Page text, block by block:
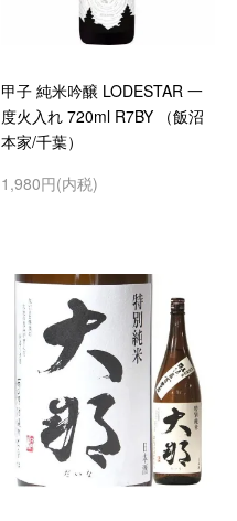
甲子 純米吟醸 LODESTAR 一
度火入れ 720ml R7BY （飯沼
本家/千葉）
1,980円(内税)